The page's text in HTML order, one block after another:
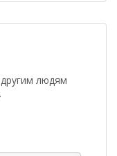
людям